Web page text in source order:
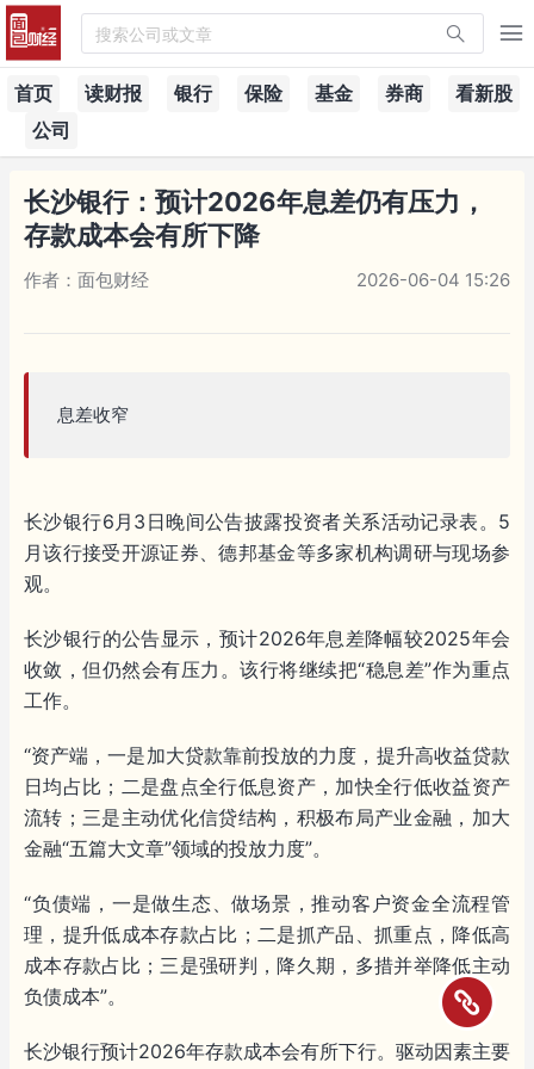
搜索公司或文章
首页 读财报 银行 保险 基金 券商
看新股
公司
长沙银行：预计2026年息差仍有压力，
存款成本会有所下降
作者：面包财经 2026-06-04 15:26
息差收窄
长沙银行6月3日晚间公告披露投资者关系活动记录表。5
月该行接受开源证券、德邦基金等多家机构调研与现场参
观。
长沙银行的公告显示，预计2026年息差降幅较2025年会
收敛，但仍然会有压力。该行将继续把“稳息差”作为重点
工作。
“资产端，一是加大贷款靠前投放的力度，提升高收益贷款
日均占比；二是盘点全行低息资产，加快全行低收益资产
流转；三是主动优化信贷结构，积极布局产业金融，加大
金融“五篇大文章”领域的投放力度”。
“负债端，一是做生态、做场景，推动客户资金全流程管
理，提升低成本存款占比；二是抓产品、抓重点，降低高
成本存款占比；三是强研判，降久期，多措并举降低主动
负债成本”。
长沙银行预计2026年存款成本会有所下行。驱动因素主要